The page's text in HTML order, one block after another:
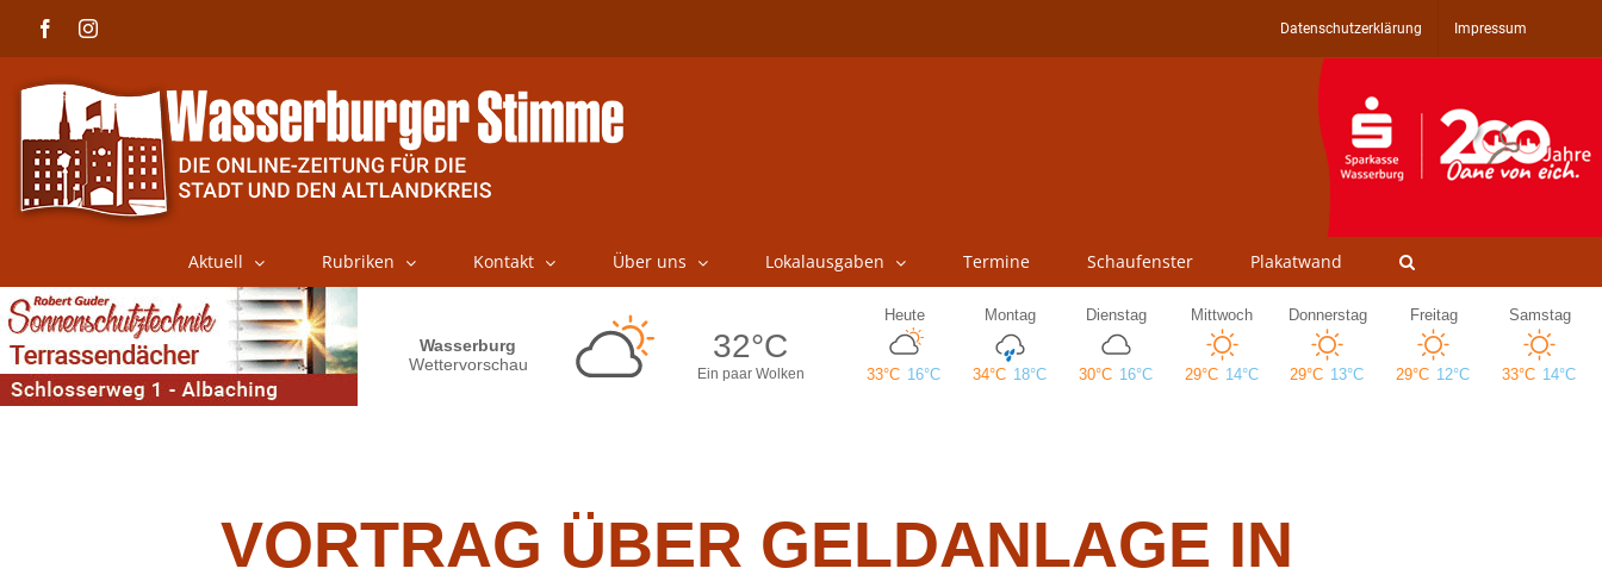
FacebookInstagram Datenschutzerklärung Impressum
Aktuell Rubriken Kontakt Über uns Lokalausgaben Termine Schaufenster Plakatwand
VORTRAG ÜBER GELDANLAGE IN